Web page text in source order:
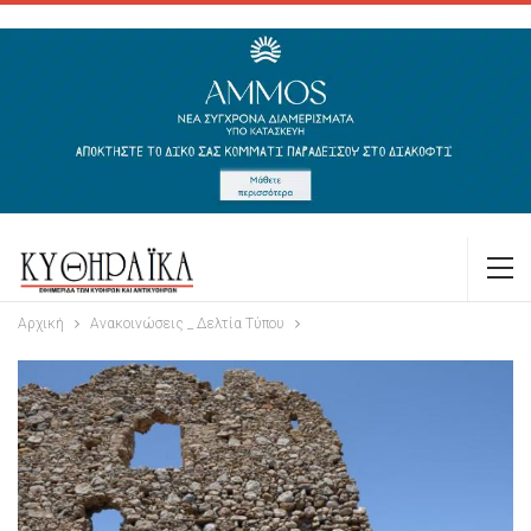
Αρχική Ανακοινώσεις _ Δελτία Τύπου